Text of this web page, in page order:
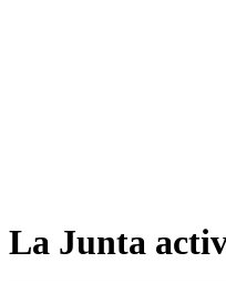
La Junta